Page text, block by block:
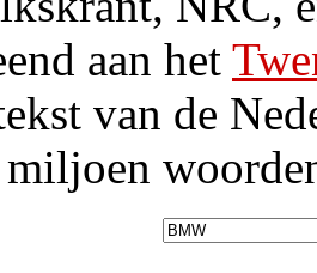
aan het
van de